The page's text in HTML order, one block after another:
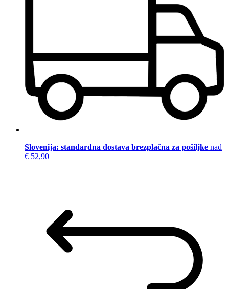
Slovenija: standardna dostava brezplačna za pošiljke nad
€ 52,90